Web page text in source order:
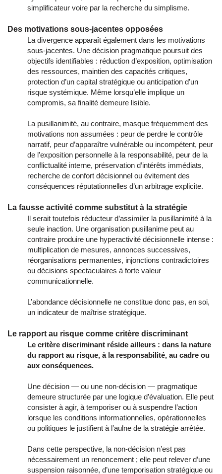
simplificateur voire par la recherche du simplisme.
Des motivations sous-jacentes opposées
La divergence apparaît également dans les motivations
sous-jacentes. Une décision pragmatique poursuit des
objectifs identifiables : réduction d’exposition, optimisation
des ressources, maintien des capacités critiques,
protection d’un capital stratégique ou anticipation d’un
risque systémique. Même lorsqu’elle implique un
compromis, sa finalité demeure lisible.
La pusillanimité, au contraire, masque fréquemment des
motivations non assumées : peur de perdre le contrôle
narratif, peur d’apparaître vulnérable ou incompétent, peur
de l’exposition personnelle à la responsabilité, peur de la
conflictualité interne, préservation d’intérêts immédiats,
recherche de confort décisionnel ou évitement des
conséquences réputationnelles d’un arbitrage explicite.
La fausse activité comme substitut à la stratégie
Il serait toutefois réducteur d’assimiler la pusillanimité à la
seule inaction. Une organisation pusillanime peut au
contraire produire une hyperactivité décisionnelle intense :
multiplication de mesures, annonces successives,
réorganisations permanentes, injonctions contradictoires
ou décisions spectaculaires à forte valeur
communicationnelle.
L’abondance décisionnelle ne constitue donc pas, en soi,
un indicateur de maîtrise stratégique.
Le rapport au risque comme critère discriminant
Le critère discriminant réside ailleurs : dans la nature
du rapport au risque, à la responsabilité, au cadre ou
aux conséquences.
Une décision — ou une non-décision — pragmatique
demeure structurée par une logique d’évaluation. Elle peut
consister à agir, à temporiser ou à suspendre l’action
lorsque les conditions informationnelles, opérationnelles
ou politiques le justifient à l’aulne de la stratégie arrêtée.
Dans cette perspective, la non-décision n’est pas
nécessairement un renoncement ; elle peut relever d’une
suspension raisonnée, d’une temporisation stratégique ou